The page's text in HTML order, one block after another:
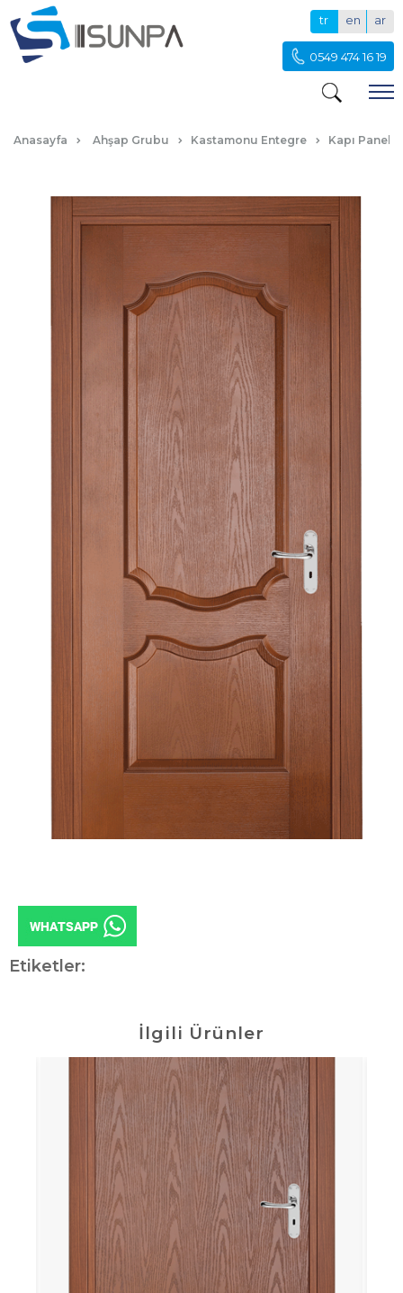
tr en ar
0549 474 16 19
Anasayfa Ahşap Grubu Kastamonu Entegre Kapı Paneli
Etiketler:
İlgili Ürünler